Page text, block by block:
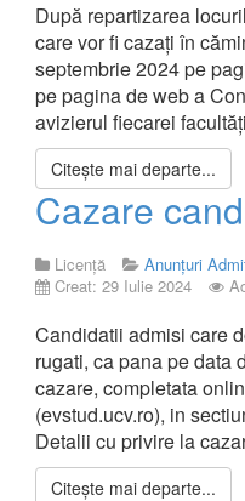
După repartizarea
care vor fi cazați în
septembrie 2024 pe
pe pagina de web a
avizierul fiecarei
Citește mai departe...
Cazare
Licență
Anunțuri
Creat: 29 Iulie 2024
Candidatii admisi care
rugati, ca pana pe data
cazare, completata
(evstud.ucv.ro), in
Detalii cu privire la
Citește mai departe...